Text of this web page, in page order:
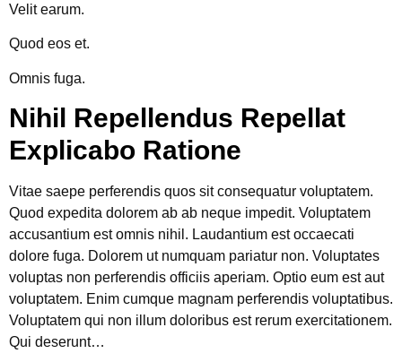
Velit earum.
Quod eos et.
Omnis fuga.
Nihil Repellendus Repellat
Explicabo Ratione
Vitae saepe perferendis quos sit consequatur voluptatem.
Quod expedita dolorem ab ab neque impedit. Voluptatem
accusantium est omnis nihil. Laudantium est occaecati
dolore fuga. Dolorem ut numquam pariatur non. Voluptates
voluptas non perferendis officiis aperiam. Optio eum est aut
voluptatem. Enim cumque magnam perferendis voluptatibus.
Voluptatem qui non illum doloribus est rerum exercitationem.
Qui deserunt…